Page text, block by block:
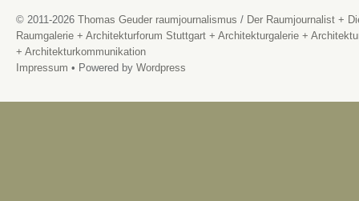
© 2011-2026 Thomas Geuder raumjournalismus / Der Raumjournalist +
Raumgalerie + Architekturforum Stuttgart + Architekturgalerie +
+ Architekturkommunikation
Impressum • Powered by Wordpress